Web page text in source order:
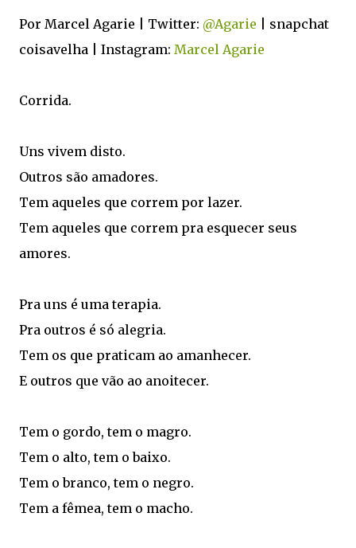
Por Marcel Agarie | Twitter: @Agarie | snapchat
coisavelha | Instagram: Marcel Agarie
Corrida.
Uns vivem disto.
Outros são amadores.
Tem aqueles que correm por lazer.
Tem aqueles que correm pra esquecer seus
amores.
Pra uns é uma terapia.
Pra outros é só alegria.
Tem os que praticam ao amanhecer.
E outros que vão ao anoitecer.
Tem o gordo, tem o magro.
Tem o alto, tem o baixo.
Tem o branco, tem o negro.
Tem a fêmea, tem o macho.